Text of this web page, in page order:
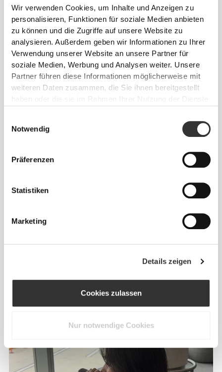
Wir verwenden Cookies, um Inhalte und Anzeigen zu
personalisieren, Funktionen für soziale Medien anbieten
zu können und die Zugriffe auf unsere Website zu
analysieren. Außerdem geben wir Informationen zu Ihrer
Verwendung unserer Website an unsere Partner für
soziale Medien, Werbung und Analysen weiter. Unsere
Partner führen diese Informationen möglicherweise mit
weiteren Daten zusammen, die Sie ihnen bereitgestellt
haben oder die sie im Rahmen Ihrer Nutzung der Dienste
Notwendig
Präferenzen
Statistiken
Marketing
Details zeigen
Cookies zulassen
Nur notwendige Cookies
Gesamtbewertungen
Aus unserer Community